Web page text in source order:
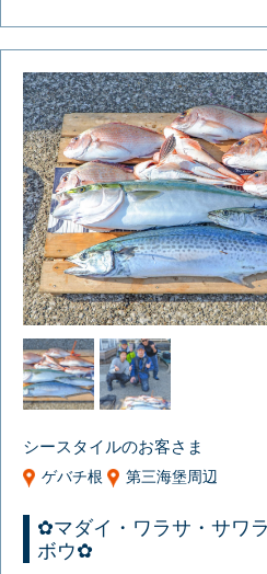
シースタイルのお客さま
ゲバチ根 第三海堡周辺
✿マダイ・ワラサ・サワ
ボウ✿